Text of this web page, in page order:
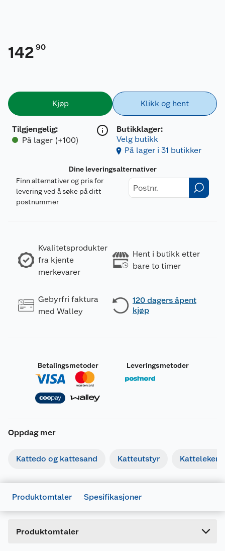
142 90
Kjøp
Tilgjengelig:
På lager (+100)
Klikk og hent
Butikklager:
Velg butikk
På lager i 31 butikker
Dine leveringsalternativer
Finn alternativer og pris for
levering ved å søke på ditt
postnummer
Kvalitetsprodukter
fra kjente
merkevarer
Hent i butikk etter
bare to timer
Gebyrfri faktura
med Walley
120 dagers åpent
kjøp
Betalingsmetoder Leveringsmetoder
Oppdag mer
Kattedo og kattesand Katteutstyr Katteleker
Produktomtaler Spesifikasjoner
Produktomtaler
Generelt
Lengde